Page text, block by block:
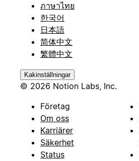
ภาษาไทย
한국어
日本語
简体中文
繁體中文
Kakinställningar
© 2026 Notion Labs, Inc.
Företag
Om oss
Karriärer
Säkerhet
Status